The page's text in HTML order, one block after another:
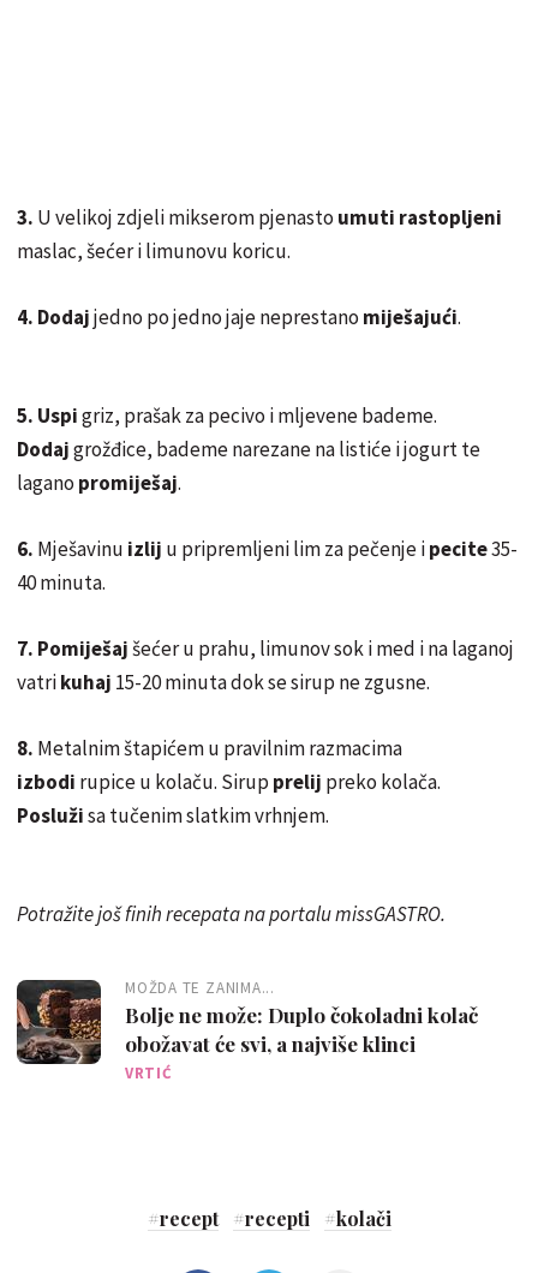
3. U velikoj zdjeli mikserom pjenasto umuti rastopljeni
maslac, šećer i limunovu koricu.
4. Dodajjedno po jedno jaje neprestano miješajući.
5. Uspigriz, prašak za pecivo i mljevene bademe.
Dodajgrožđice, bademe narezane na listiće i jogurt te
lagano promiješaj.
6. Mješavinu izlij u pripremljeni lim za pečenje ipecite35-
40 minuta.
7. Pomiješajšećer u prahu, limunov sok i med i na laganoj
vatrikuhaj 15-20 minuta dok se sirup ne zgusne.
8. Metalnim štapićem u pravilnim razmacima
izbodi rupice u kolaču. Sirup prelij preko kolača.
Poslužisa tučenim slatkim vrhnjem.
Potražite još finih recepata na portalu missGASTRO.
MOŽDA TE ZANIMA...
Bolje ne može: Duplo čokoladni kolač
obožavat će svi, a najviše klinci
VRTIĆ
#recept #recepti #kolači